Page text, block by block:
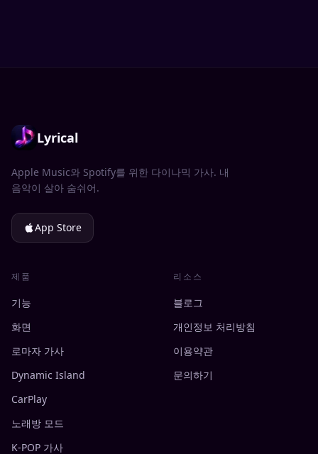
Lyrical
Apple Music와 Spotify를 위한 다이나믹 가사. 내
음악이 살아 숨쉬어.
App Store
제품
기능
화면
로마자 가사
Dynamic Island
CarPlay
노래방 모드
K-POP 가사
리소스
블로그
개인정보 처리방침
이용약관
문의하기